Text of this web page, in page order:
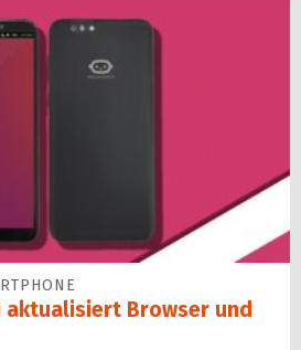
aktualisiert Browser und